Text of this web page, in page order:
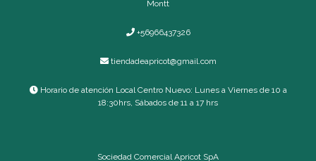
Montt
+56966437326
tiendadeapricot@gmail.com
Horario de atención Local Centro Nuevo: Lunes a Viernes de 10 a
18:30hrs, Sábados de 11 a 17 hrs
Sociedad Comercial Apricot SpA